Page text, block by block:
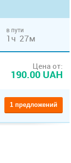
в пути
1ч 27м
Цена от:
190.00 UAH
1 предложений